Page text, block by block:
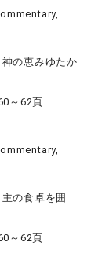
の恵みゆたか
～62頁
の食卓を囲
～62頁